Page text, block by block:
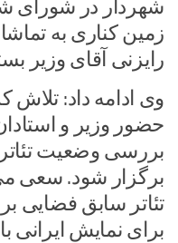
شهردار در
زمین کناری به
رایزنی آقای وزیر
وی ادامه داد: تلاش
حضور وزیر و
بررسی وضعیت تئاتر
برگزار شود. سعی
تئاتر سابق فضایی
برای نمایش ایرانی